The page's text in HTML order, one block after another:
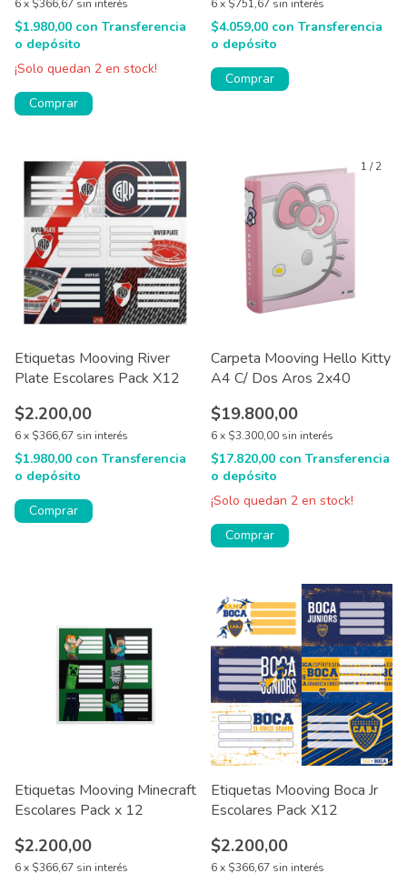
6x $366,67 sin interés
$1.980,00 con Transferencia
o depósito
¡Solo quedan 2 en stock!
6x $751,67 sin interés
$4.059,00 con Transferencia
o depósito
Comprar
1/6
Etiquetas Mooving River
Plate Escolares Pack X12
$2.200,00
6x $366,67 sin interés
$1.980,00 con Transferencia
o depósito
Comprar
1 /2
Carpeta Mooving Hello Kitty
A4 C/ Dos Aros 2x40
$19.800,00
6x $3.300,00 sin interés
$17.820,00 con Transferencia
o depósito
¡Solo quedan 2 en stock!
Comprar
Etiquetas Mooving Minecraft
Escolares Pack x 12
$2.200,00
6x $366,67 sin interés
1/4
Etiquetas Mooving Boca Jr
Escolares Pack X12
$2.200,00
6x $366,67 sin interés